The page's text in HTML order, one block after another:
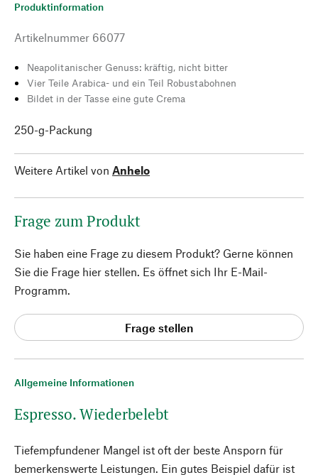
Allgemeine Informationen
Espresso. Wiederbelebt
Tiefempfundener Mangel ist oft der beste Ansporn für
bemerkenswerte Leistungen. Ein gutes Beispiel dafür ist
Produktinformation
Artikelnummer 66077
Neapolitanischer Genuss: kräftig, nicht bitter
Vier Teile Arabica- und ein Teil Robustabohnen
Bildet in der Tasse eine gute Crema
250-g-Packung
Weitere Artikel von Anhelo
Frage zum Produkt
Sie haben eine Frage zu diesem Produkt? Gerne können
Sie die Frage hier stellen. Es öffnet sich Ihr E-Mail-
Programm.
Frage stellen